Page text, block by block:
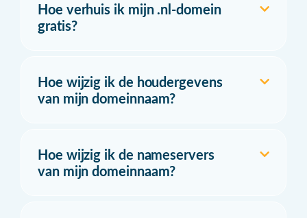
Hoe verhuis ik mijn .nl-domein
gratis?
Hoe wijzig ik de houdergevens
van mijn domeinnaam?
Hoe wijzig ik de nameservers
van mijn domeinnaam?